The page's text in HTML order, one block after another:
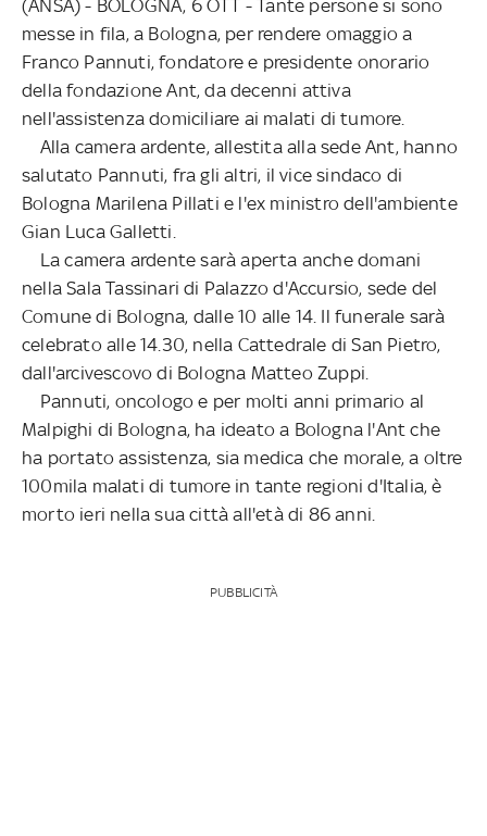
(ANSA) - BOLOGNA, 6 OTT - Tante persone si sono
messe in fila, a Bologna, per rendere omaggio a
Franco Pannuti, fondatore e presidente onorario
della fondazione Ant, da decenni attiva
nell'assistenza domiciliare ai malati di tumore.
Alla camera ardente, allestita alla sede Ant, hanno
salutato Pannuti, fra gli altri, il vice sindaco di
Bologna Marilena Pillati e l'ex ministro dell'ambiente
Gian Luca Galletti.
La camera ardente sarà aperta anche domani
nella Sala Tassinari di Palazzo d'Accursio, sede del
Comune di Bologna, dalle 10 alle 14. Il funerale sarà
celebrato alle 14.30, nella Cattedrale di San Pietro,
dall'arcivescovo di Bologna Matteo Zuppi.
Pannuti, oncologo e per molti anni primario al
Malpighi di Bologna, ha ideato a Bologna l'Ant che
ha portato assistenza, sia medica che morale, a oltre
100mila malati di tumore in tante regioni d'Italia, è
morto ieri nella sua città all'età di 86 anni.
PUBBLICITÀ